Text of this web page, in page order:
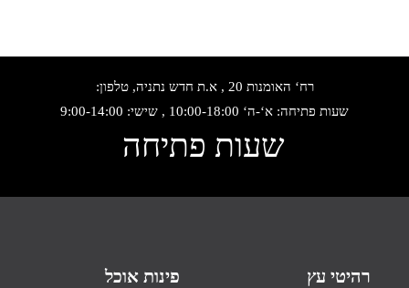
רח‘ האומנות 20 , א.ת חדש נתניה, טלפון:
שעות פתיחה: א‘-ה‘ 10:00-18:00 , שישי: 9:00-14:00
שעות פתיחה
רהיטי עץ פינות אוכל